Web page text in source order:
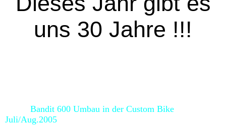
uns 30 Jahre !!!
Bandit 600 Umbau in der Custom Bike
Juli/Aug.2005